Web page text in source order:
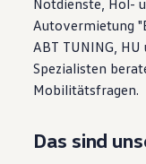
Über Ihr
Magazin
Autovermietung
ABT TUNING,
Spezialisten
Mobilitätsfragen.
Das sind